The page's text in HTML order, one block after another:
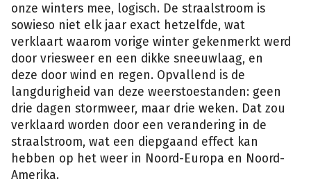
onze winters mee, logisch. De straalstroom is
sowieso niet elk jaar exact hetzelfde, wat
verklaart waarom vorige winter gekenmerkt werd
door vriesweer en een dikke sneeuwlaag, en
deze door wind en regen. Opvallend is de
langdurigheid van deze weerstoestanden: geen
drie dagen stormweer, maar drie weken. Dat zou
verklaard worden door een verandering in de
straalstroom, wat een diepgaand effect kan
hebben op het weer in Noord-Europa en Noord-
Amerika.